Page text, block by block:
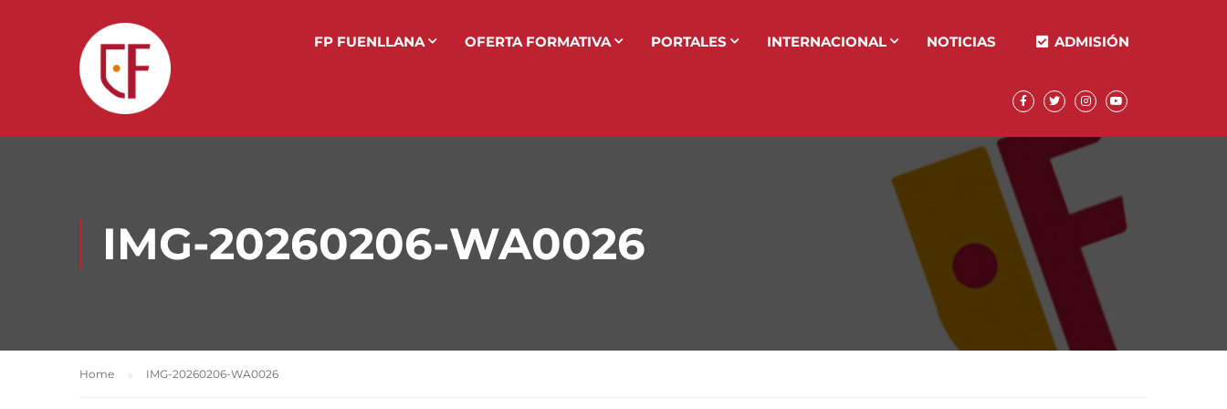
FP FUENLLANA OFERTA FORMATIVA PORTALES INTERNACIONAL NOTICIAS ADMISIÓN
IMG-20260206-WA0026
Home IMG-20260206-WA0026